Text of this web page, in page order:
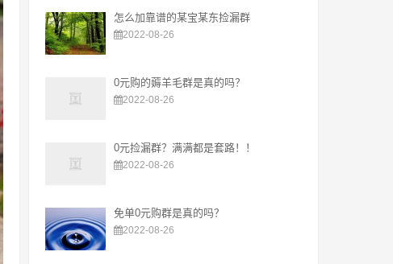
怎么加靠谱的某宝某东捡漏群
2022-08-26
0元购的薅羊毛群是真的吗？
2022-08-26
0元捡漏群？满满都是套路！！
2022-08-26
免单0元购群是真的吗？
2022-08-26